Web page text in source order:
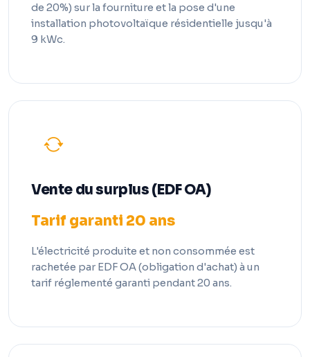
de 20%) sur la fourniture et la pose d'une
installation photovoltaïque résidentielle jusqu'à
9 kWc.
Vente du surplus (EDF OA)
Tarif garanti 20 ans
L'électricité produite et non consommée est
rachetée par EDF OA (obligation d'achat) à un
tarif réglementé garanti pendant 20 ans.